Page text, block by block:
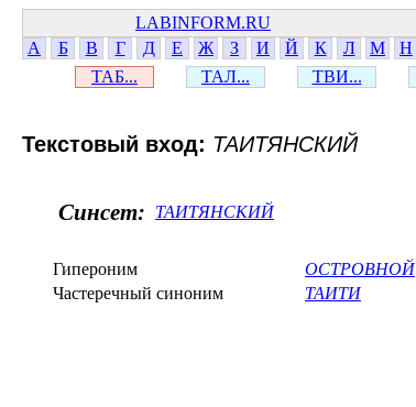
LABINFORM.RU
А
Б В Г Д Е Ж З И Й К Л М Н
ТАБ...
ТАЛ... ТВИ...
Текстовый вход: ТАИТЯНСКИЙ
Синсет: ТАИТЯНСКИЙ
Гипероним
ОСТРОВНОЙ
Частеречный синоним
ТАИТИ